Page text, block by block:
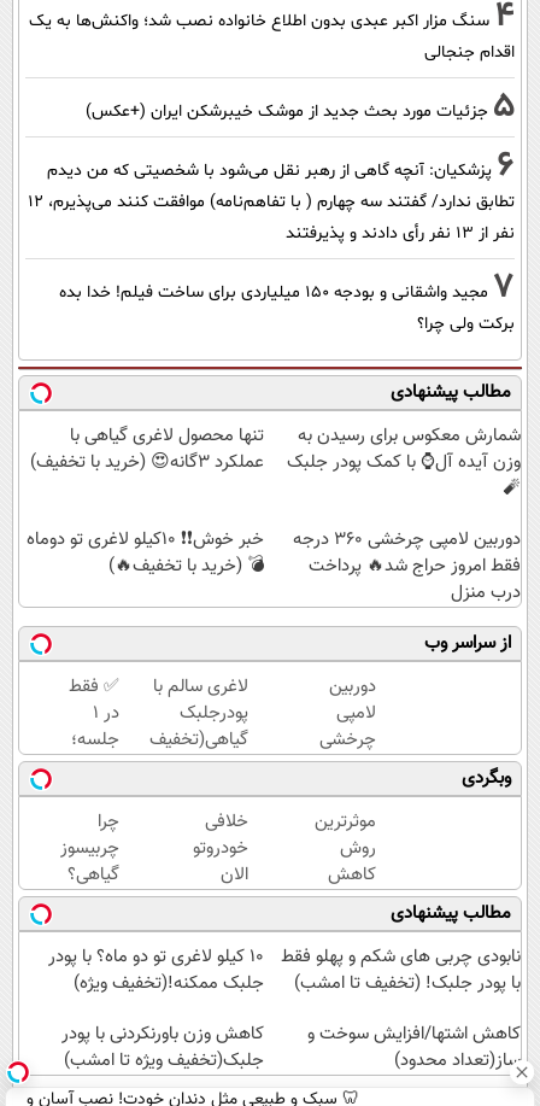
4 سنگ مزار اکبر عبدی بدون اطلاع خانواده نصب شد؛ واکنش‌ها به یک
اقدام جنجالی
5 جزئیات مورد بحث جدید از موشک خیبرشکن ایران (+عکس)
6 پزشکیان‌: آنچه گاهی از رهبر نقل می‌شود با شخصیتی که من دیدم
تطابق ندارد/ گفتند سه چهارم ( با تفاهم‌نامه) موافقت کنند می‌پذیرم، 12
نفر از 13 نفر رأی دادند و پذیرفتند
7
مجید واشقانی و بودجه 150 میلیاردی برای ساخت فیلم! خدا بده
برکت ولی چرا؟
مطالب پیشنهادی
شمارش معکوس برای رسیدن به
وزن آیده آل⌚ با کمک پودر جلبک
🧨
تنها محصول لاغری گیاهی با
عملکرد 3گانه😍 (خرید با تخفیف)
دوربین لامپی چرخشی 360 درجه
فقط امروز حراج شد🔥 پرداخت
درب منزل
خبر خوش❗❗ 10کیلو لاغری تو دوماه
💣 (خرید با تخفیف🔥)
از سراسر وب
دوربین
لامپی
چرخشی
360
درجه
فقط
امروز
حراج
شد🔥
پرداخت
درب
منزل
لاغری سالم با
پودرجلبک
گیاهی(تخفیف
عیدانه)
✅ فقط
در 1
جلسه؛
پوستت
رو ببین
که
چطور
جوون‌تر
می‌شه
وبگردی
موثرترین
روش
کاهش
وزن
گیاهی!
5تا۷کیلو
لاغری😍
خلافی
خودروتو
الان
ببین، با
پلاک و
کد
ملی،
نیاز به
مراجعه
حضوری
چرا
چربیسوز
گیاهی؟
چون
بدون
رژیم و
ورزش
میکنه!30%تخفیف
مطالب پیشنهادی
نابودی چربی های شکم و پهلو فقط
با پودر جلبک! (تخفیف تا امشب)
10 کیلو لاغری تو دو ماه؟ با پودر
جلبک ممکنه!(تخفیف ویژه)
کاهش اشتها/افزایش سوخت و
ساز(تعداد محدود)
کاهش وزن باورنکردنی با پودر
جلبک(تخفیف ویژه تا امشب)
🦷 سبک و طبیعی مثل دندان خودت! نصب آسان و